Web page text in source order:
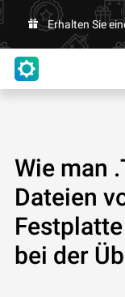
Erhalten Sie
Wie man
Dateien
bei der